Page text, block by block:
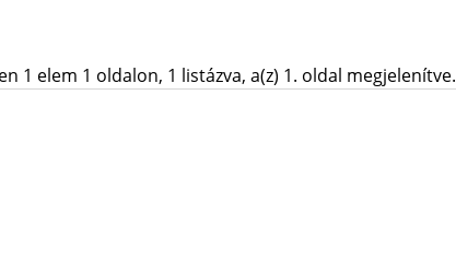
1 elem 1 oldalon, 1 listázva, a(z) 1. oldal megjelenítve.